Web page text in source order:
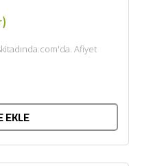
Afiyet
EKLE